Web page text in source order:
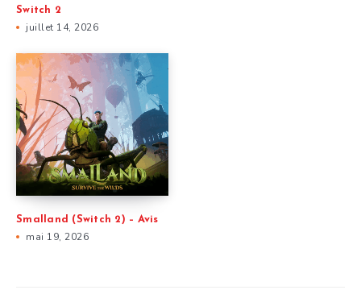
Switch 2
juillet 14, 2026
Smalland (Switch 2) – Avis
mai 19, 2026